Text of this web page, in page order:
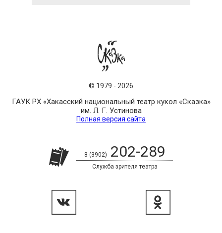
© 1979 - 2026
ГАУК РХ «Хакасский национальный театр кукол «Сказка»
им. Л. Г. Устинова
Полная версия сайта
8 (3902) 202-289
Служба зрителя театра